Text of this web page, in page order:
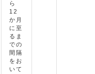
ら
12
か月
に至
るま
での
間隔
をお
いて